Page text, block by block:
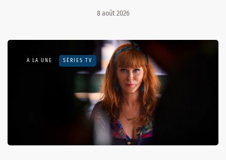
8 août 2026
A LA UNE SÉRIES TV